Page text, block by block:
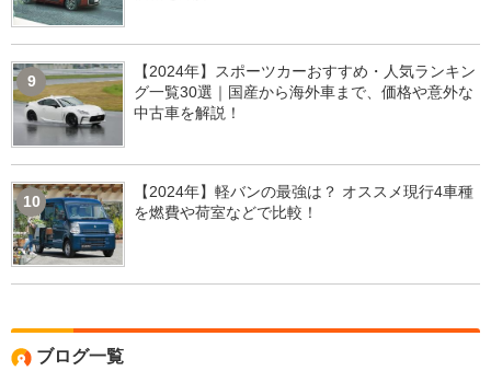
9
【2024年】スポーツカーおすすめ・人気ランキン
グ一覧30選｜国産から海外車まで、価格や意外な
中古車を解説！
10
【2024年】軽バンの最強は？ オススメ現行4車種
を燃費や荷室などで比較！
ブログ一覧